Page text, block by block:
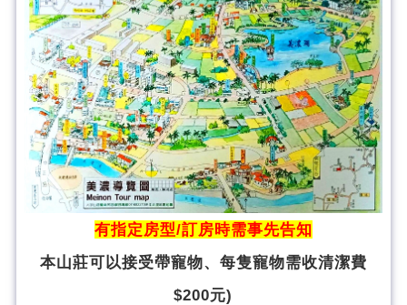
有指定房型/訂房時需事先告知
本山莊可以接受帶寵物、 每隻寵物需收清潔費
$200元)